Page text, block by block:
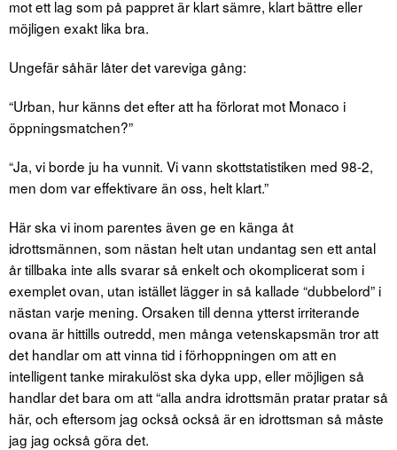
mot ett lag som på pappret är klart sämre, klart bättre eller
möjligen exakt lika bra.
Ungefär såhär låter det vareviga gång:
“Urban, hur känns det efter att ha förlorat mot Monaco i
öppningsmatchen?”
“Ja, vi borde ju ha vunnit. Vi vann skottstatistiken med 98-2,
men dom var effektivare än oss, helt klart.”
Här ska vi inom parentes även ge en känga åt
idrottsmännen, som nästan helt utan undantag sen ett antal
år tillbaka inte alls svarar så enkelt och okomplicerat som i
exemplet ovan, utan istället lägger in så kallade “dubbelord” i
nästan varje mening. Orsaken till denna ytterst irriterande
ovana är hittills outredd, men många vetenskapsmän tror att
det handlar om att vinna tid i förhoppningen om att en
intelligent tanke mirakulöst ska dyka upp, eller möjligen så
handlar det bara om att “alla andra idrottsmän pratar pratar så
här, och eftersom jag också också är en idrottsman så måste
jag jag också göra det.